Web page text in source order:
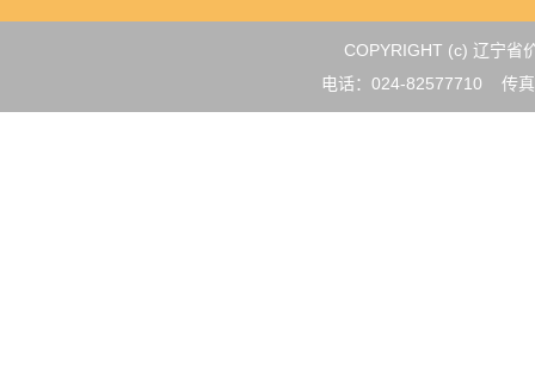
COPYRIGHT (c) 辽宁
电话：024-82577710 传